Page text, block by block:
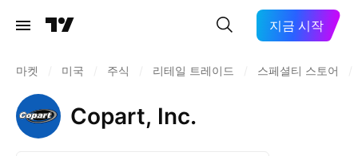
지금 시작
마켓 미국 주식 리테일 트레이드 스페셜티 스토어
Copart, Inc.